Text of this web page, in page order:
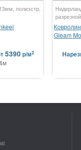
полиэстр,
5390р/м2
разрезной
Gleam